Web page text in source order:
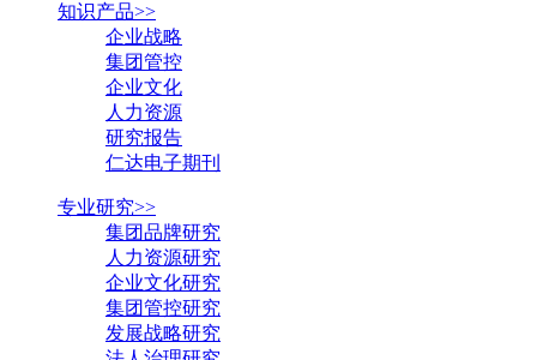
知识产品>>
企业战略
集团管控
企业文化
人力资源
研究报告
仁达电子期刊
专业研究>>
集团品牌研究
人力资源研究
企业文化研究
集团管控研究
发展战略研究